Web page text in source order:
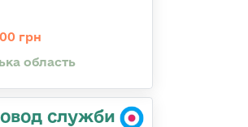
грн
область
служби